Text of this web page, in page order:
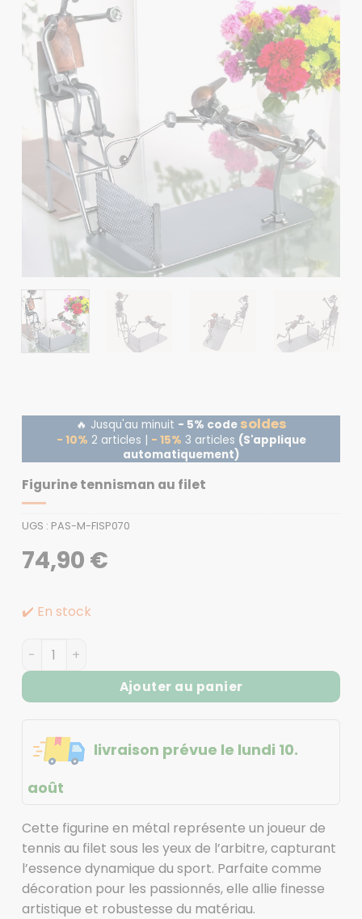
🔥 Jusqu'au minuit - 5% code soldes
- 10% 2 articles | - 15% 3 articles (S'applique
automatiquement)
Figurine tennisman au filet
UGS : PAS-M-FISP070
74,90 €
✔️ En stock
quantité de Figurine tennisman au filet
Ajouter au panier
livraison prévue le lundi 10.
août
Cette figurine en métal représente un joueur de
tennis au filet sous les yeux de l’arbitre, capturant
l’essence dynamique du sport. Parfaite comme
décoration pour les passionnés, elle allie finesse
artistique et robustesse du matériau.